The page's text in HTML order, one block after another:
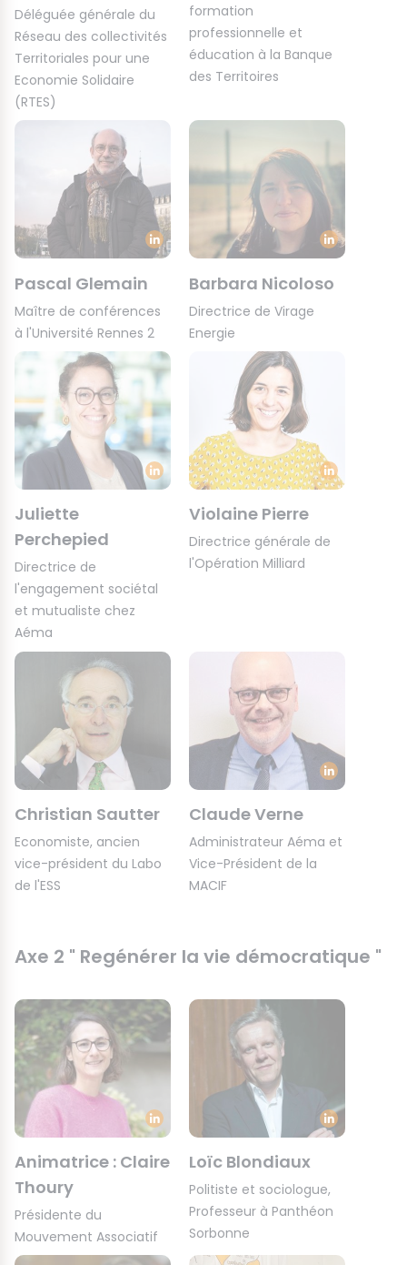
Déléguée générale du
Réseau des collectivités
Territoriales pour une
Economie Solidaire
(RTES)
formation
professionnelle et
éducation à la Banque
des Territoires
Pascal Glemain
Maître de conférences
à l'Université Rennes 2
Barbara Nicoloso
Directrice de Virage
Energie
Juliette
Perchepied
Directrice de
l'engagement sociétal
et mutualiste chez
Aéma
Violaine Pierre
Directrice générale de
l'Opération Milliard
Christian Sautter
Economiste, ancien
vice-président du Labo
de l'ESS
Claude Verne
Administrateur Aéma et
Vice-Président de la
MACIF
Axe 2 " Regénérer la vie démocratique "
Animatrice : Claire
Thoury
Présidente du
Mouvement Associatif
Loïc Blondiaux
Politiste et sociologue,
Professeur à Panthéon
Sorbonne